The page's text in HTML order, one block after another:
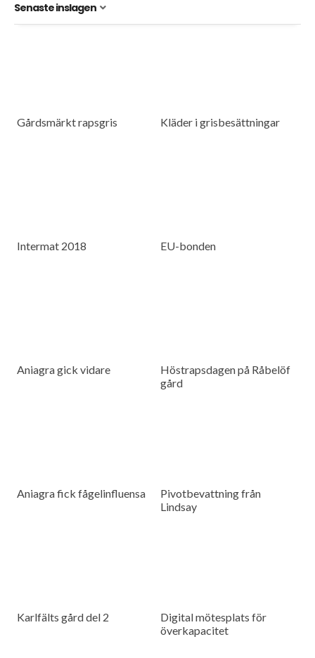
Senaste inslagen
Gårdsmärkt rapsgris Kläder i grisbesättningar
Intermat 2018 EU-bonden
Aniagra gick vidare
Höstrapsdagen på Råbelöf
gård
Aniagra fick fågelinfluensa
Pivotbevattning från
Lindsay
Karlfälts gård del 2
Digital mötesplats för
överkapacitet